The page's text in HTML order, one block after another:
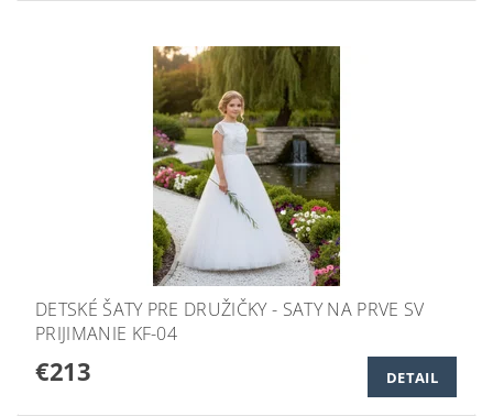
DETSKÉ ŠATY PRE DRUŽIČKY - SATY NA PRVE SV
PRIJIMANIE KF-04
€213 DETAIL